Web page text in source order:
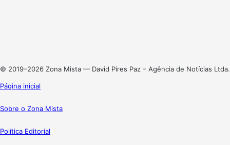
© 2019–2026 Zona Mista — David Pires Paz – Agência de Notícias Ltda.
Página inicial
Sobre o Zona Mista
Política Editorial